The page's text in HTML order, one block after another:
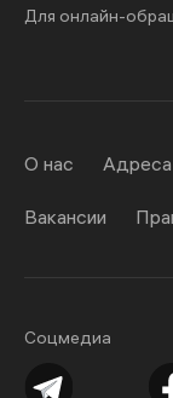
Для онлайн-
Соцмедиа
О нас Адреса
Вакансии